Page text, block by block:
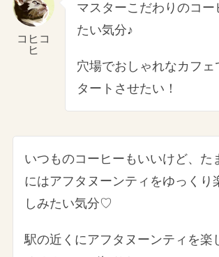
コヒコ
ヒ
マスターこだわりのコー
たい気分♪
穴場でおしゃれなカフェ
タートさせたい！
いつものコーヒーもいいけど、た
にはアフタヌーンティをゆっくり
しみたい気分♡
駅の近くにアフタヌーンティを楽